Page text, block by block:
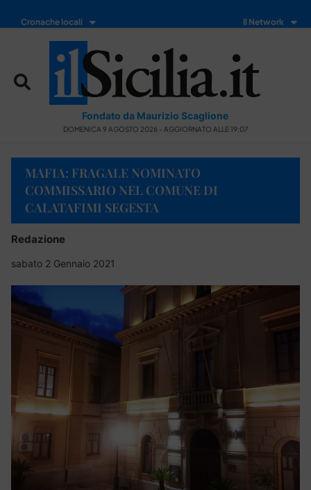
Cronache locali Il Network
Fondato da Maurizio Scaglione
DOMENICA 9 AGOSTO 2026 - AGGIORNATO ALLE 19:07
MAFIA: FRAGALE NOMINATO
COMMISSARIO NEL COMUNE DI
CALATAFIMI SEGESTA
Redazione
sabato 2 Gennaio 2021